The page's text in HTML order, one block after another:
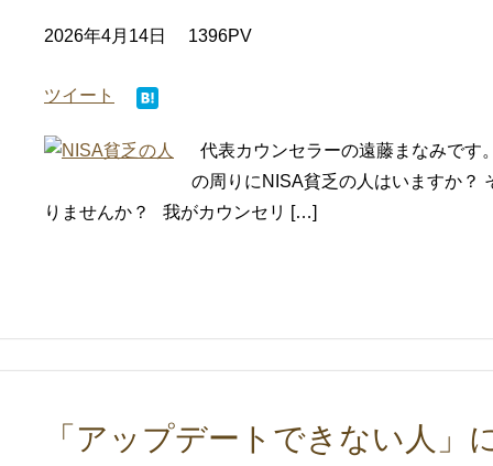
2026年4月14日 1396PV
ツイート
代表カウンセラーの遠藤まなみで
の周りにNISA貧乏の人はいますか？
りませんか？ 我がカウンセリ […]
「アップデートできない人」